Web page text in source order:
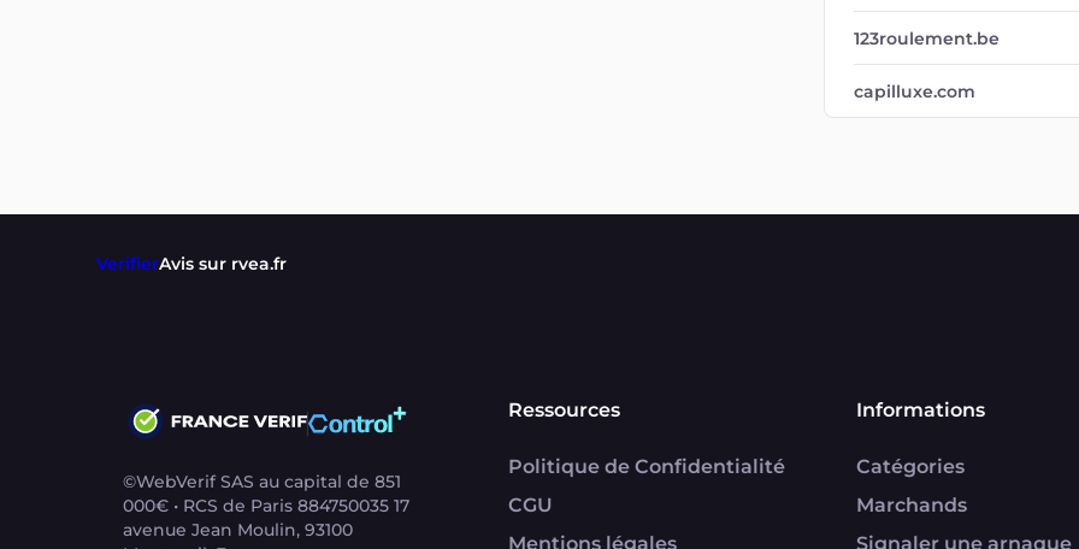
123roulement.be
capilluxe.com
VerifierAvis sur rvea.fr
©WebVerif SAS au capital de 851
000€ • RCS de Paris 884750035 17
avenue Jean Moulin, 93100
Ressources
Politique de Confidentialité
CGU
Mentions légales
Informations
Catégories
Marchands
Signaler une arnaque